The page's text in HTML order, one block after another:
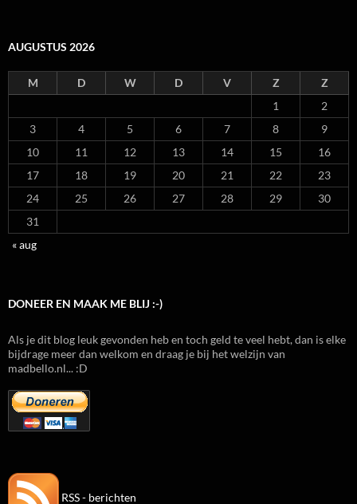
AUGUSTUS 2026
M D W D V Z
Z
1
2
3
4 5 6 7 8
9
10
11 12 13 14 15
16
17
18 19 20 21 22
23
24
25 26 27 28 29
30
31
« aug
DONEER EN MAAK ME BLIJ :-)
Als je dit blog leuk gevonden heb en toch geld te veel hebt, dan is elke
bijdrage meer dan welkom en draag je bij het welzijn van
madbello.nl... :D
RSS - berichten